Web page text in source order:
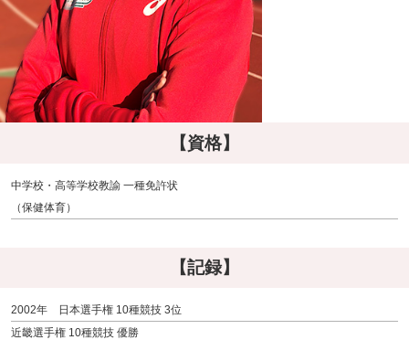
【資格】
中学校・高等学校教諭 一種免許状
（保健体育）
【記録】
2002年 日本選手権 10種競技 3位
近畿選手権 10種競技 優勝